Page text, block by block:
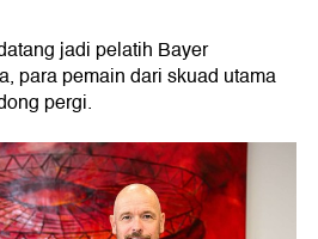
jadi pelatih Bayer
para pemain dari skuad utama
pergi.